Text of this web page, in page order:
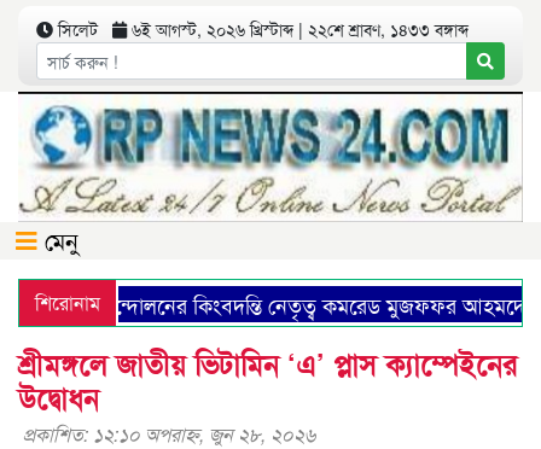
সিলেট ৬ই আগস্ট, ২০২৬ খ্রিস্টাব্দ | ২২শে শ্রাবণ, ১৪৩৩ বঙ্গাব্দ
মেনু
শিরোনামআন্দোলনের কিংবদন্তি নেতৃত্ব কমরেড মুজফ্ফর আহমদের
শ্রীমঙ্গলে জাতীয় ভিটামিন ‘এ’ প্লাস ক্যাম্পেইনের
উদ্বোধন
প্রকাশিত: ১২:১০ অপরাহ্ণ, জুন ২৮, ২০২৬